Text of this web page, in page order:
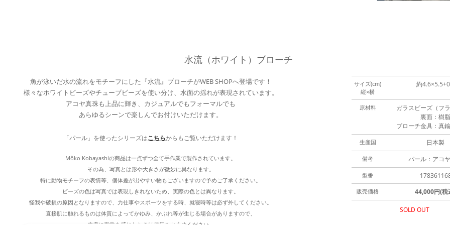
水流（ホワイト）ブローチ
魚が泳いだ水の流れをモチーフにした『水流』ブローチがWEB SHOPへ登場です！
様々なホワイトビーズやチューブビーズを使い分け、水面の揺れが表現されています。
アコヤ真珠も上品に輝き、カジュアルでもフォーマルでも
あらゆるシーンで楽しんでお付けいただけます。
「パール」を使ったシリーズはこちらからもご覧いただけます！
Môko Kobayashiの商品は一点ずつ全て手作業で製作されています。
その為、写真とは形や大きさが微妙に異なります。
特に動物モチーフの表情等、個体差が出やすい物もございますので予めご了承ください。
ビーズの色は写真では表現しきれないため、実際の色とは異なります。
怪我や破損の原因となりますので、力仕事やスポーツをする時、就寝時等は必ず外してください。
直接肌に触れるものは体質によってかゆみ、かぶれ等が生じる場合がありますので、
サイズ(cm)
縦×横
約
原材料
ガラスビーズ（フラ
裏面：樹脂
ブローチ金具：真
生産国 日本製
備考 パール：アコ
型番
販売価格 44,000円(税
SOLD OUT